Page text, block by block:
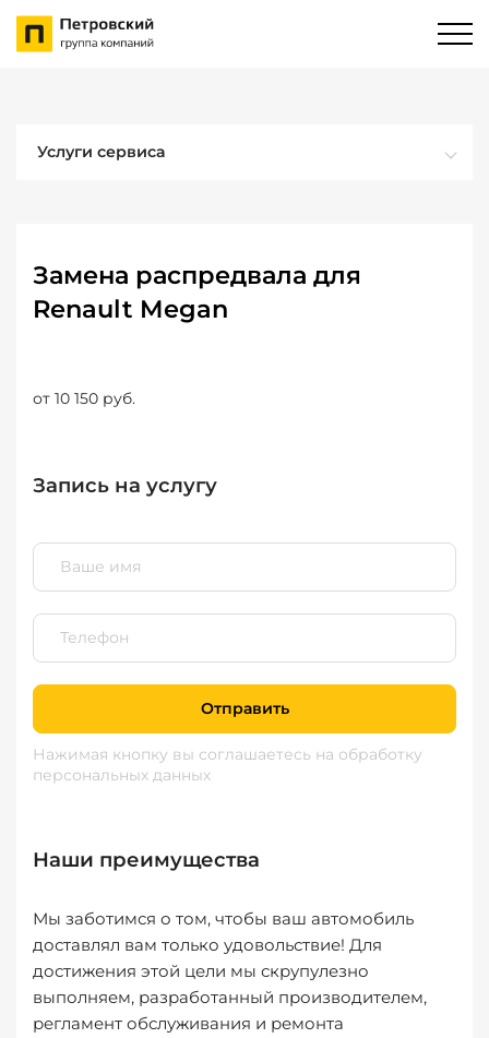
Услуги сервиса
Замена распредвала для
Renault Megan
от 10 150 руб.
Запись на услугу
Отправить
Нажимая кнопку вы соглашаетесь на обработку
персональных данных
Наши преимущества
Мы заботимся о том, чтобы ваш автомобиль
доставлял вам только удовольствие! Для
достижения этой цели мы скрупулезно
выполняем, разработанный производителем,
регламент обслуживания и ремонта